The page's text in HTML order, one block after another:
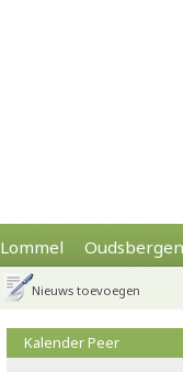
Lommel Oudsbergen
Nieuws toevoegen
Kalender Peer